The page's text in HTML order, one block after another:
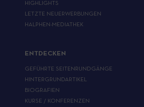
HIGHLIGHTS
LETZTE NEUERWERBUNGEN
HALPHEN-MEDIATHEK
ENTDECKEN
GEFÜHRTE SEITENRUNDGÄNGE
HINTERGRUNDARTIKEL
BIOGRAFIEN
KURSE / KONFERENZEN